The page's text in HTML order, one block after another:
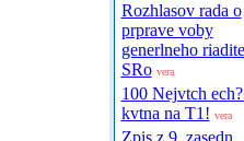
Rozhlasov rada o
prprave voby
generlneho
SRo vera
100 Nejvtch
kvtna na T1! vera
Zpis z 9. zasedn